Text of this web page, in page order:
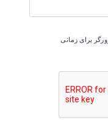
برای زمانی